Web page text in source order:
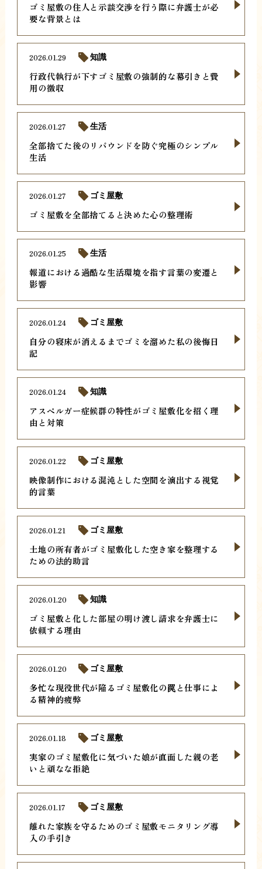
ゴミ屋敷の住人と示談交渉を行う際に弁護士が必
要な背景とは
行政代執行が下すゴミ屋敷の強制的な幕引きと費
用の徴収
2026.01.29 知識
全部捨てた後のリバウンドを防ぐ究極のシンプル
生活
2026.01.27 生活
ゴミ屋敷を全部捨てると決めた心の整理術
2026.01.27 ゴミ屋敷
報道における過酷な生活環境を指す言葉の変遷と
影響
2026.01.25 生活
自分の寝床が消えるまでゴミを溜めた私の後悔日
記
2026.01.24 ゴミ屋敷
アスペルガー症候群の特性がゴミ屋敷化を招く理
由と対策
2026.01.24 知識
映像制作における混沌とした空間を演出する視覚
的言葉
2026.01.22 ゴミ屋敷
土地の所有者がゴミ屋敷化した空き家を整理する
ための法的助言
2026.01.21 ゴミ屋敷
ゴミ屋敷と化した部屋の明け渡し請求を弁護士に
依頼する理由
2026.01.20 知識
多忙な現役世代が陥るゴミ屋敷化の罠と仕事によ
る精神的疲弊
2026.01.20 ゴミ屋敷
実家のゴミ屋敷化に気づいた娘が直面した親の老
いと頑なな拒絶
2026.01.18 ゴミ屋敷
離れた家族を守るためのゴミ屋敷モニタリング導
入の手引き
2026.01.17 ゴミ屋敷